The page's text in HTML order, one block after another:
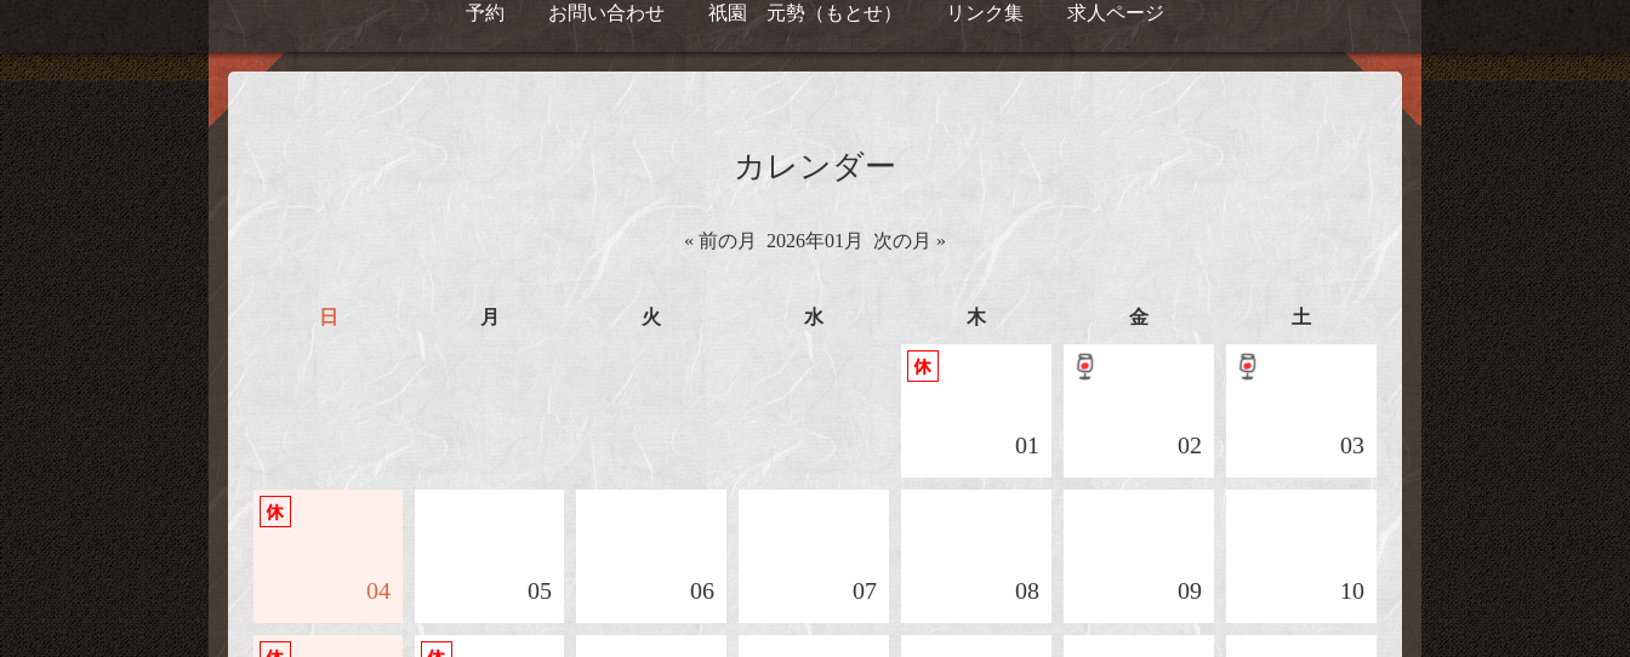
予約 お問い合わせ 祇園 元勢（もとせ） リンク集 求人ページ
カレンダー
« 前の月 2026年01月 次の月 »
日 月 火 水 木 金 土
01 02 03
04 05 06 07 08 09 10